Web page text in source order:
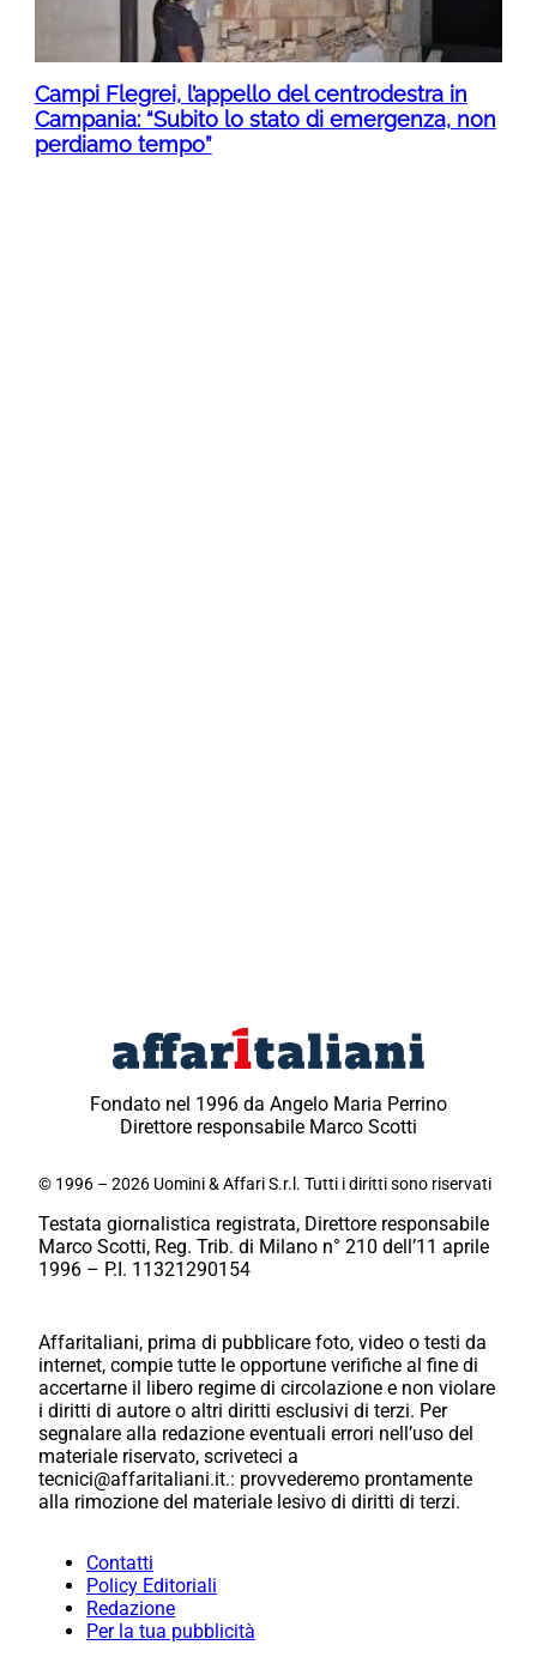
Campi Flegrei, l’appello del centrodestra in
Campania: “Subito lo stato di emergenza, non
perdiamo tempo”
Fondato nel 1996 da Angelo Maria Perrino
Direttore responsabile Marco Scotti
© 1996 – 2026 Uomini & Affari S.r.l. Tutti i diritti sono riservati
Testata giornalistica registrata, Direttore responsabile
Marco Scotti, Reg. Trib. di Milano n° 210 dell’11 aprile
1996 – P.I. 11321290154
Affaritaliani, prima di pubblicare foto, video o testi da
internet, compie tutte le opportune verifiche al fine di
accertarne il libero regime di circolazione e non violare
i diritti di autore o altri diritti esclusivi di terzi. Per
segnalare alla redazione eventuali errori nell’uso del
materiale riservato, scriveteci a
tecnici@affaritaliani.it.: provvederemo prontamente
alla rimozione del materiale lesivo di diritti di terzi.
Contatti
Policy Editoriali
Redazione
Per la tua pubblicità